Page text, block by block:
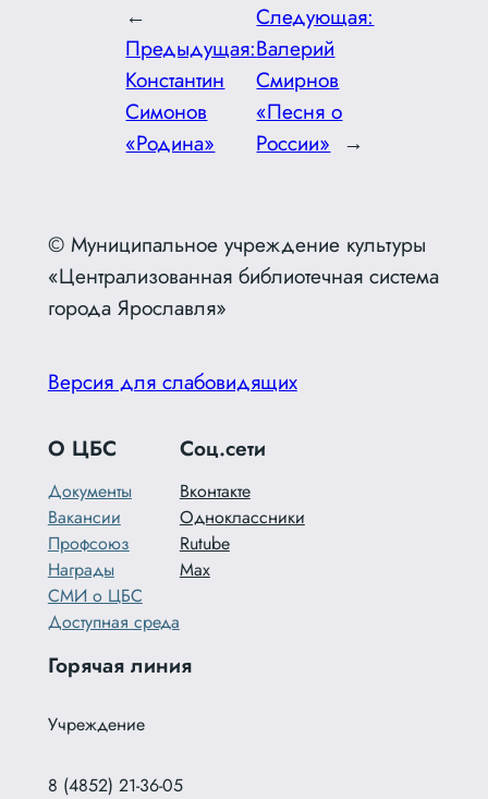
←
Предыдущая:
Константин
Симонов
«Родина»
Следующая:
Валерий
Смирнов
«Песня о
России» →
© Муниципальное учреждение культуры
«Централизованная библиотечная система
города Ярославля»
Версия для слабовидящих
О ЦБС
Документы
Вакансии
Профсоюз
Награды
СМИ о ЦБС
Доступная среда
Соц.сети
Вконтакте
Одноклассники
Rutube
Max
Горячая линия
Учреждение
8 (4852) 21-36-05